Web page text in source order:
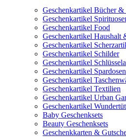
Geschenkartikel Bücher &
Geschenkartikel
Geschenkartikel Food
Geschenkartikel Haushalt
Geschenkartikel
Geschenkartikel Schilder
Geschenkartikel
Geschenkartikel Spardosen
Geschenkartikel
Geschenkartikel Textilien
Geschenkartikel Urban
Geschenkartikel
Baby Geschenksets
Beauty Geschenksets
Geschenkkarten &